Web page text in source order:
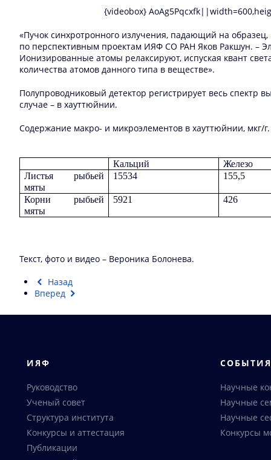
{videobox}
«Пучок синхротронного излучения, падающий на
по перспективным проектам ИЯФ СО РАН Яков Ракшун. –
Ионизированные атомы релаксируют, испуская квант
количества атомов данного типа в веществе».
Полупроводниковый детектор регистрирует весь
случае – в хауттюйнии.
Содержание макро- и микроэлементов в хауттюйнии,
Кальций
Железо
Листья рыбьей
мяты
15534 155,5
Корни рыбьей
мяты
5921 426
Текст, фото и видео – Вероника Болонева.
Назад
Вперед
ИЯФ
Руководство
Ученый совет
Структура института
Конкурсы и аттестация
Публикации
СОБЫТИЯ
Научные
Научные
Научные
Конкурсы